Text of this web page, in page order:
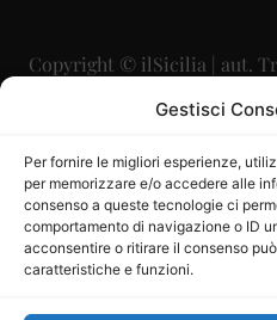
Gestisci
Per fornire le migliori esperienze,
per memorizzare e/o accedere alle
consenso a queste tecnologie ci
comportamento di navigazione o ID
acconsentire o ritirare il consenso
caratteristiche e funzioni.
Copyright © ilSicilia | aut.
29/09/
Direttore Editoriale:
Direttore